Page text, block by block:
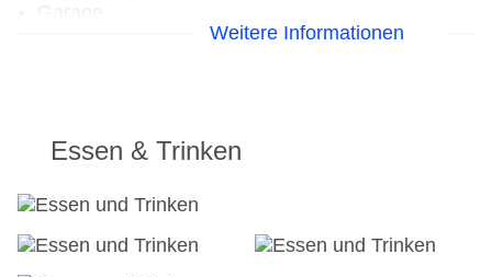
Hoteleröffnung: 1990
Lift
Anzahl der Konferenzräume: 1
Gesamtanzahl der Stockwerke: 7
Gesamtanzahl der Zimmer: 45
Weitere Informationen
Essen & Trinken